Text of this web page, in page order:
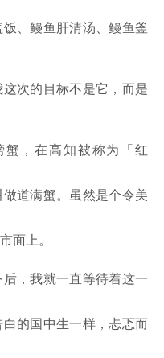
、鳗鱼肝清汤、鳗鱼釜
次的目标不是它，而是
，在高知被称为「红
道满蟹。虽然是个令美
面上。
，我就一直等待着这一
的国中生一样，忐忑而